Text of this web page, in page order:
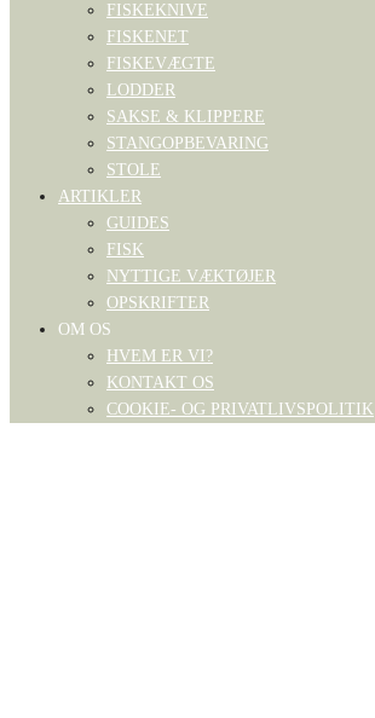
FISKEKNIVE
FISKENET
FISKEVÆGTE
LODDER
SAKSE & KLIPPERE
STANGOPBEVARING
STOLE
ARTIKLER
GUIDES
FISK
NYTTIGE VÆKTØJER
OPSKRIFTER
OM OS
HVEM ER VI?
KONTAKT OS
COOKIE- OG PRIVATLIVSPOLITIK